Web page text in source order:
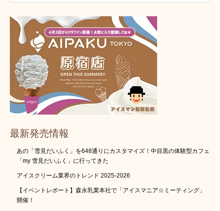
最新発売情報
あの「雪見だいふく」を648通りにカスタマイズ！中目黒の体験型カフェ
「my 雪見だいふく」に行ってきた
アイスクリーム業界のトレンド 2025-2026
【イベントレポート】森永乳業本社で「アイスマニア☆ミーティング」
開催！